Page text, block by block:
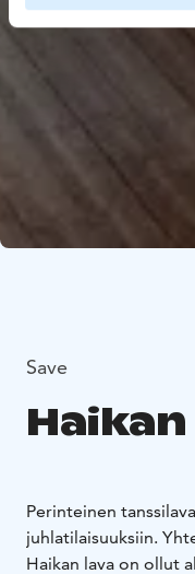
Save
Perinteinen
juhlatilaisuuksiin.
Haikan lava on ollut